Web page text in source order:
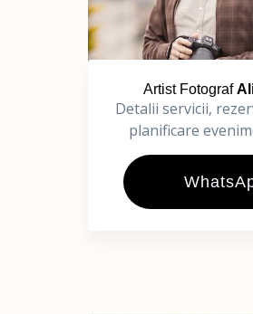
Artist Fotograf
Detalii servicii,
planificare